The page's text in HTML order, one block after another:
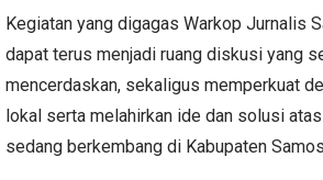
Kegiatan yang digagas Warkop Jurnalis
dapat terus menjadi ruang diskusi yang
mencerdaskan, sekaligus memperkuat
lokal serta melahirkan ide dan solusi
sedang berkembang di Kabupaten